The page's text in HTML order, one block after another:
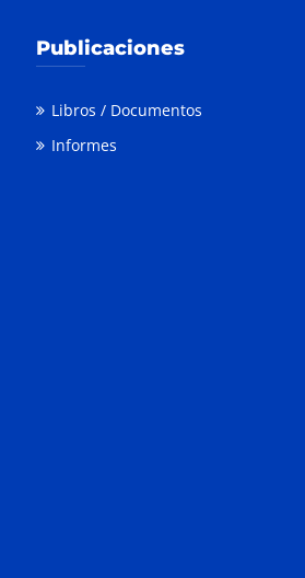
Publicaciones
Libros / Documentos
Informes